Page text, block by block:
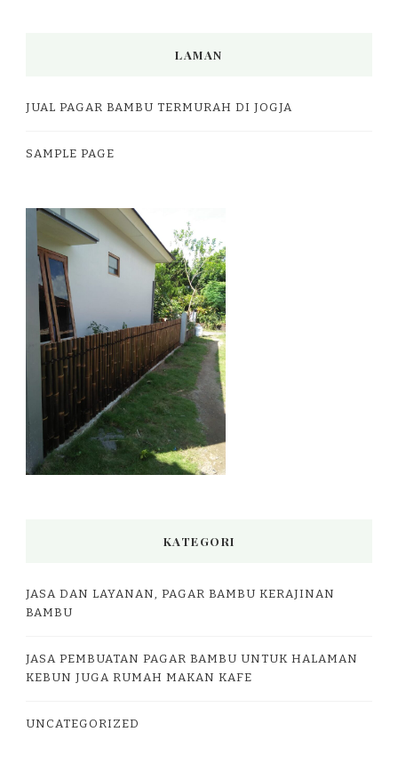
LAMAN
JUAL PAGAR BAMBU TERMURAH DI JOGJA
SAMPLE PAGE
KATEGORI
JASA DAN LAYANAN, PAGAR BAMBU KERAJINAN
BAMBU
JASA PEMBUATAN PAGAR BAMBU UNTUK HALAMAN
KEBUN JUGA RUMAH MAKAN KAFE
UNCATEGORIZED